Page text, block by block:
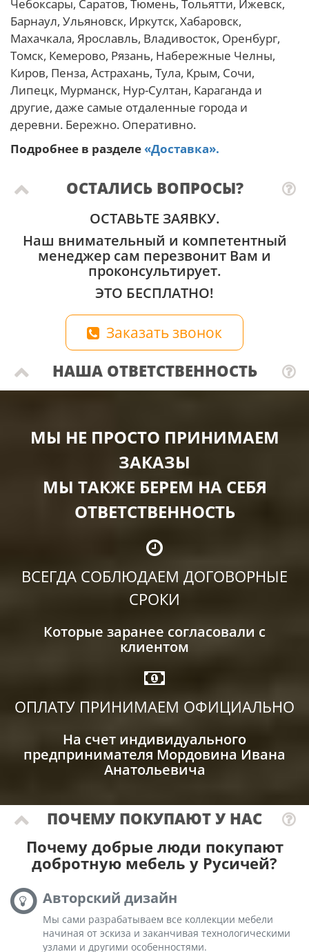
Чебоксары, Саратов, Тюмень, Тольятти, Ижевск,
Барнаул, Ульяновск, Иркутск, Хабаровск,
Махачкала, Ярославль, Владивосток, Оренбург,
Томск, Кемерово, Рязань, Набережные Челны,
Киров, Пенза, Астрахань, Тула, Крым, Сочи,
Липецк, Мурманск, Нур-Султан, Караганда и
другие, даже самые отдаленные города и
деревни. Бережно. Оперативно.
Подробнее в разделе «Доставка».
ОСТАЛИСЬ ВОПРОСЫ?
ОСТАВЬТЕ ЗАЯВКУ.
Наш внимательный и компетентный
менеджер сам перезвонит Вам и
проконсультирует.
ЭТО БЕСПЛАТНО!
Заказать звонок
НАША ОТВЕТСТВЕННОСТЬ
МЫ НЕ ПРОСТО ПРИНИМАЕМ
ЗАКАЗЫ
МЫ ТАКЖЕ БЕРЕМ НА СЕБЯ
ОТВЕТСТВЕННОСТЬ
ВСЕГДА СОБЛЮДАЕМ ДОГОВОРНЫЕ
СРОКИ
Которые заранее согласовали с
клиентом
ОПЛАТУ ПРИНИМАЕМ ОФИЦИАЛЬНО
На счет индивидуального
предпринимателя Мордовина Ивана
Анатольевича
ПОЧЕМУ ПОКУПАЮТ У НАС
Почему добрые люди покупают
добротную мебель у Русичей?
Авторский дизайн
Мы сами разрабатываем все коллекции мебели
начиная от эскиза и заканчивая технологическими
узлами и другими особенностями.